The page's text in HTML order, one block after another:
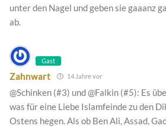
unter den Nagel und geben sie gaaanz
ab.
Gast
Zahnwart 14 Jahre vor
@Schinken (#3) und @Falkin (#5): Es
was für eine Liebe Islamfeinde zu den
Ostens hegen. Als ob Ben Ali, Assad,